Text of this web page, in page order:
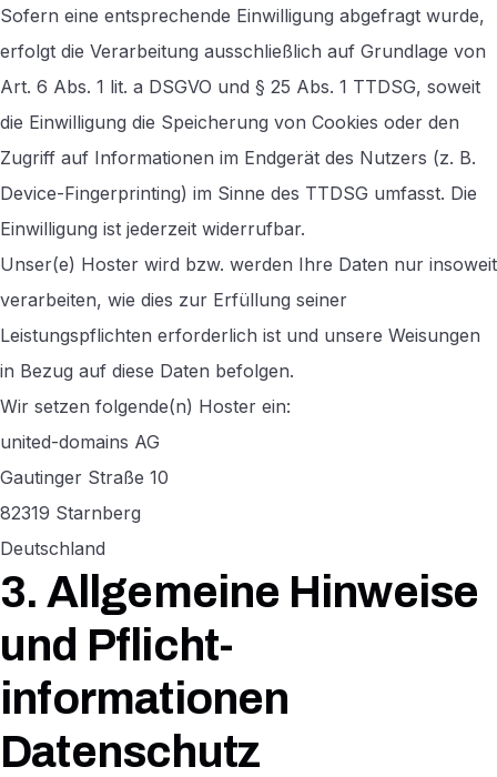
Sofern eine entsprechende Einwilligung abgefragt wurde,
erfolgt die Verarbeitung ausschließlich auf Grundlage von
Art. 6 Abs. 1 lit. a DSGVO und § 25 Abs. 1 TTDSG, soweit
die Einwilligung die Speicherung von Cookies oder den
Zugriff auf Informationen im Endgerät des Nutzers (z. B.
Device-Fingerprinting) im Sinne des TTDSG umfasst. Die
Einwilligung ist jederzeit widerrufbar.
Unser(e) Hoster wird bzw. werden Ihre Daten nur insoweit
verarbeiten, wie dies zur Erfüllung seiner
Leistungspflichten erforderlich ist und unsere Weisungen
in Bezug auf diese Daten befolgen.
Wir setzen folgende(n) Hoster ein:
united-domains AG
Gautinger Straße 10
82319 Starnberg
Deutschland
3. Allgemeine Hinweise
und Pflicht­
informationen
Datenschutz